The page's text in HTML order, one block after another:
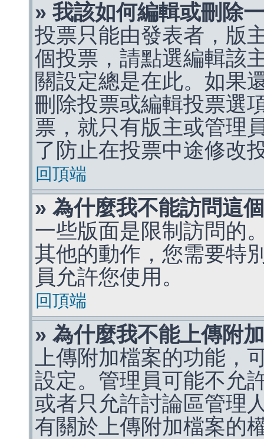
» 我該如何編輯或刪除
投票只能由發表者，版
個投票，請點選編輯該
關設定總是在此。如果
刪除投票或編輯投票選
票，就只有版主或管理
了防止在投票中途修改
回頂端
» 為什麼我不能訪問這
一些版面是限制訪問的
其他的動作，您需要特
員允許您使用。
回頂端
» 為什麼我不能上傳附
上傳附加檔案的功能，
設定。管理員可能不允
或者只允許討論區管理
有關於上傳附加檔案的